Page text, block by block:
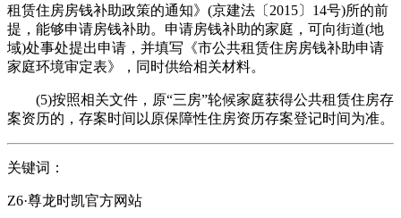
租赁住房房钱补助政策的通知》(京建法〔2015〕14号)所的前
提，能够申请房钱补助。申请房钱补助的家庭，可向街道(地
域)处事处提出申请，并填写《市公共租赁住房房钱补助申请
家庭环境审定表》，同时供给相关材料。
(5)按照相关文件，原“三房”轮候家庭获得公共租赁住房存
案资历的，存案时间以原保障性住房资历存案登记时间为准。
关键词：
Z6·尊龙时凯官方网站